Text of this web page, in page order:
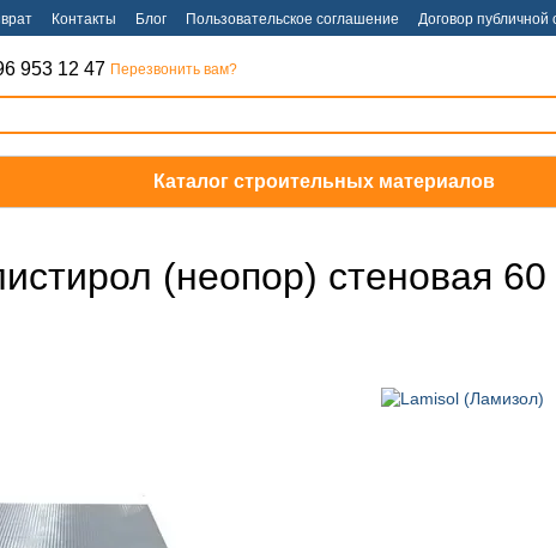
Контакты Блог Пользовательское соглашение Договор
953 12 47 Перезвонить вам?
Каталог строительных материалов
(неопор) стеновая